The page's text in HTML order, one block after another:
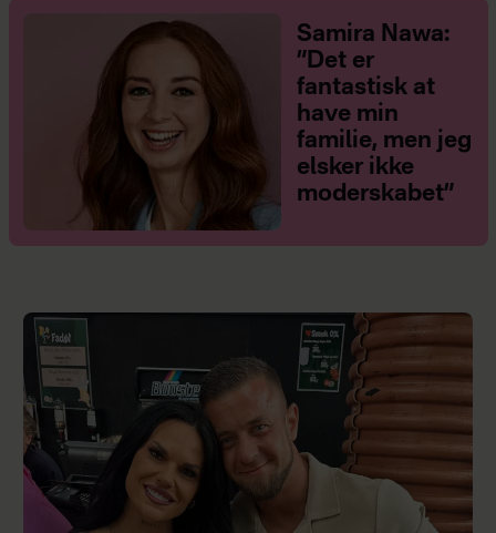
Samira Nawa:
”Det er
fantastisk at
have min
familie, men jeg
elsker ikke
moderskabet”